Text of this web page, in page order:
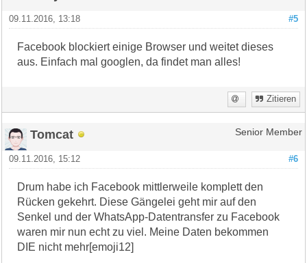
#5
09.11.2016, 13:18
Facebook blockiert einige Browser und weitet dieses
aus. Einfach mal googlen, da findet man alles!
Zitieren
Tomcat Senior Member
#6
09.11.2016, 15:12
Drum habe ich Facebook mittlerweile komplett den
Rücken gekehrt. Diese Gängelei geht mir auf den
Senkel und der WhatsApp-Datentransfer zu Facebook
waren mir nun echt zu viel. Meine Daten bekommen
DIE nicht mehr[emoji12]